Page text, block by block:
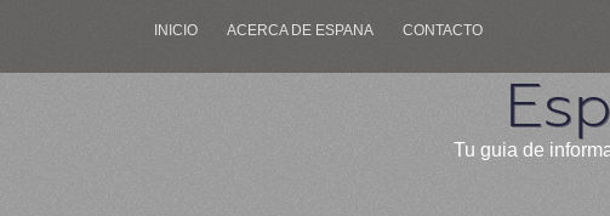
INICIO ACERCA DE ESPANA CONTACTO
Tu guia de